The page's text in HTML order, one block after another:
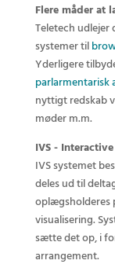
Flere måder at
Teletech udlejer
systemer til
Yderligere
parlarmentarisk
nyttigt redskab
møder m.m.
IVS -
IVS systemet
deles ud til
oplægsholderes
visualisering.
sætte det op, i
arrangement.